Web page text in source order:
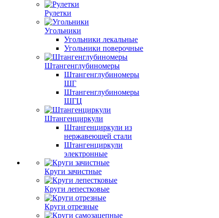
Рулетки
Угольники
Угольники лекальные
Угольники поверочные
Штангенглубиномеры
Штангенглубиномеры
ШГ
Штангенглубиномеры
ШГЦ
Штангенциркули
Штангенциркули из
нержавеющей стали
Штангенциркули
электронные
Круги зачистные
Круги лепестковые
Круги отрезные